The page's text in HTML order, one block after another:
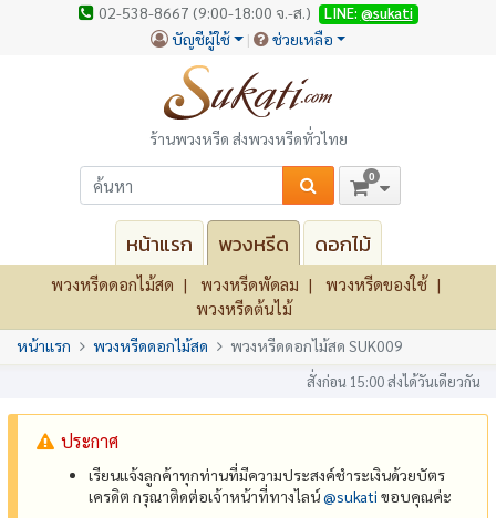
02-538-8667 (9:00-18:00 จ.-ส.) LINE: @sukati
บัญชีผู้ใช้ ช่วยเหลือ
ร้านพวงหรีด ส่งพวงหรีดทั่วไทย
0
หน้าแรก พวงหรีด ดอกไม้
พวงหรีดดอกไม้สด พวงหรีดพัดลม
พวงหรีดของใช้
พวงหรีดต้นไม้
หน้าแรก พวงหรีดดอกไม้สด พวงหรีดดอกไม้สด SUK009
สั่งก่อน 15:00 ส่งได้วันเดียวกัน
ประกาศ
เรียนแจ้งลูกค้าทุกท่านที่มีความประสงค์ชำระเงินด้วยบัตร
เครดิต กรุณาติดต่อเจ้าหน้าที่ทางไลน์@‌sukati ขอบคุณค่ะ